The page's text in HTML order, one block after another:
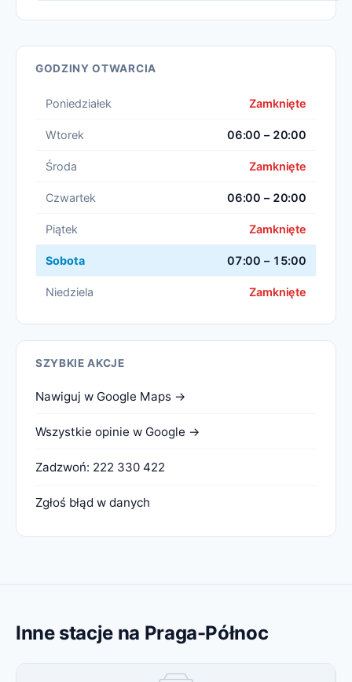
GODZINY OTWARCIA
Poniedziałek Zamknięte
Wtorek 06:00 – 20:00
Środa Zamknięte
Czwartek 06:00 – 20:00
Piątek Zamknięte
Sobota 07:00 – 15:00
Niedziela Zamknięte
SZYBKIE AKCJE
Nawiguj w Google Maps →
Wszystkie opinie w Google →
Zadzwoń: 222 330 422
Zgłoś błąd w danych
Inne stacje na Praga-Północ